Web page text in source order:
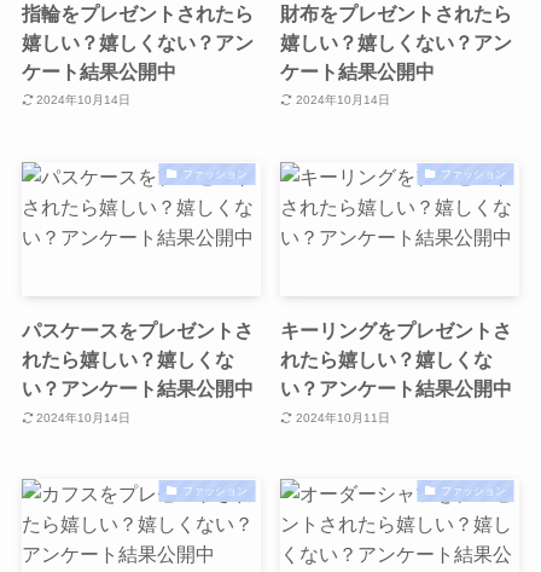
指輪をプレゼントされたら
嬉しい？嬉しくない？アン
ケート結果公開中
2024年10月14日
財布をプレゼントされたら
嬉しい？嬉しくない？アン
ケート結果公開中
2024年10月14日
ファッション
パスケースをプレゼントさ
れたら嬉しい？嬉しくな
い？アンケート結果公開中
2024年10月14日
ファッション
キーリングをプレゼントさ
れたら嬉しい？嬉しくな
い？アンケート結果公開中
2024年10月11日
ファッション ファッション